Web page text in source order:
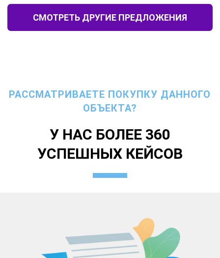
СМОТРЕТЬ ДРУГИЕ ПРЕДЛОЖЕНИЯ
РАССМАТРИВАЕТЕ ПОКУПКУ ДАННОГО
ОБЪЕКТА?
У НАС БОЛЕЕ 360
УСПЕШНЫХ КЕЙСОВ